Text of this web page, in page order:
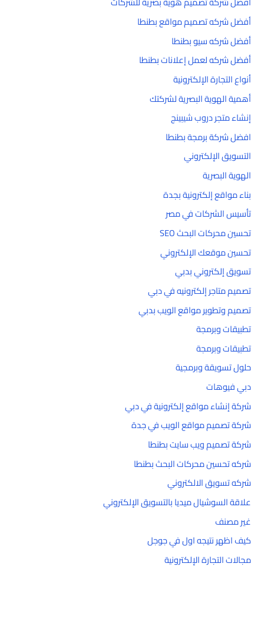
أفضل شركه تصميم مواقع بطنطا
أفضل شركه سيو بطنطا
أفضل شركه لعمل إعلانات بطنطا
أنواع التجارة الإلكترونية
أهمية الهوية البصرية لشركتك
إنشاء متجر دروب شيبينج
افضل شركة برمجة بطنطا
التسويق الإلكتروني
الهوية البصرية
بناء مواقع إلكترونية بجدة
تأسيس الشركات في مصر
تحسين محركات البحث SEO
تحسين موقعك الإلكتروني
تسويق إلكتروني بدبي
تصميم متاجر إلكترونيه في دبي
تصميم وتطوير مواقع الويب بدبي
تطبيقات وبرمجة
تطبيقات وبرمجة
حلول تسويقة وبرمجية
دبي فيوهات
شركة إنشاء مواقع إلكترونية في دبي
شركة تصميم مواقع الويب في جدة
شركة تصميم ويب سايت بطنطا
شركه تحسين محركات البحث بطنطا
شركه تسويق الالكتروني
علاقة السوشيال ميديا بالتسويق الإلكتروني
غير مصنف
كيف اظهر نتيجه اول في جوجل
مجالات التجارة الإلكترونية